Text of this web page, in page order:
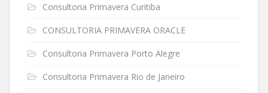
Consultoria Primavera Curitiba
CONSULTORIA PRIMAVERA ORACLE
Consultoria Primavera Porto Alegre
Consultoria Primavera Rio de Janeiro